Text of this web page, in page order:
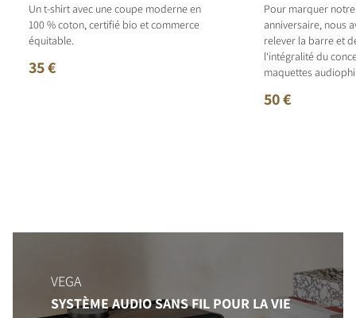
Un t-shirt avec une coupe moderne en
100 % coton, certifié bio et commerce
équitable.
35 €
Pour marquer
anniversaire, nous
relever la barre et
l‘intégralité du
maquettes
50 €
VEGA
SYSTÈME AUDIO SANS FIL POUR LA VIE